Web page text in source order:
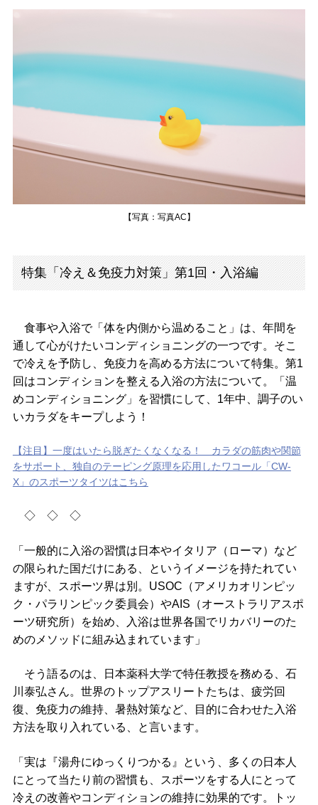
【写真：写真AC】
特集「冷え＆免疫力対策」第1回・入浴編
食事や入浴で「体を内側から温めること」は、年間を
通して心がけたいコンディショニングの一つです。そこ
で冷えを予防し、免疫力を高める方法について特集。第1
回はコンディションを整える入浴の方法について。「温
めコンディショニング」を習慣にして、1年中、調子のい
いカラダをキープしよう！
【注目】一度はいたら脱ぎたくなくなる！ カラダの筋肉や関節
をサポート、独自のテーピング原理を応用したワコール「CW-
X」のスポーツタイツはこちら
◇ ◇ ◇
「一般的に入浴の習慣は日本やイタリア（ローマ）など
の限られた国だけにある、というイメージを持たれてい
ますが、スポーツ界は別。USOC（アメリカオリンピッ
ク・パラリンピック委員会）やAIS（オーストラリアスポ
ーツ研究所）を始め、入浴は世界各国でリカバリーのた
めのメソッドに組み込まれています」
そう語るのは、日本薬科大学で特任教授を務める、石
川泰弘さん。世界のトップアスリートたちは、疲労回
復、免疫力の維持、暑熱対策など、目的に合わせた入浴
方法を取り入れている、と言います。
「実は『湯舟にゆっくりつかる』という、多くの日本人
にとって当たり前の習慣も、スポーツをする人にとって
冷えの改善やコンディションの維持に効果的です。トッ